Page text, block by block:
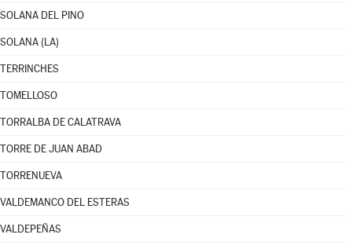
SOLANA DEL PINO
SOLANA (LA)
TERRINCHES
TOMELLOSO
TORRALBA DE CALATRAVA
TORRE DE JUAN ABAD
TORRENUEVA
VALDEMANCO DEL ESTERAS
VALDEPEÑAS